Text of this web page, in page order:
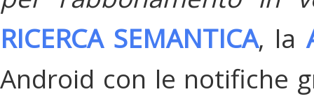
RICERCA SEMANTICA, la
Android con le notifiche